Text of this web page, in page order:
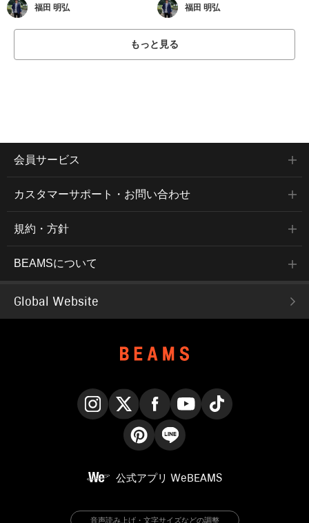
福田 明弘 福田 明弘
もっと見る
会員サービス
カスタマーサポート・お問い合わせ
規約・方針
BEAMSについて
Global Website
公式アプリ WeBEAMS
音声読み上げ・文字サイズなどの調整